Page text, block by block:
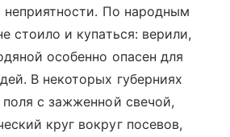
неприятности. По народным
стоило и купаться: верили,
особенно опасен для
В некоторых губерниях
с зажженной свечой,
круг вокруг посевов,